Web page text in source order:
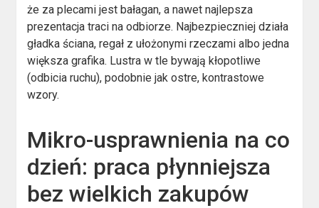
że za plecami jest bałagan, a nawet najlepsza
prezentacja traci na odbiorze. Najbezpieczniej działa
gładka ściana, regał z ułożonymi rzeczami albo jedna
większa grafika. Lustra w tle bywają kłopotliwe
(odbicia ruchu), podobnie jak ostre, kontrastowe
wzory.
Mikro-usprawnienia na co
dzień: praca płynniejsza
bez wielkich zakupów